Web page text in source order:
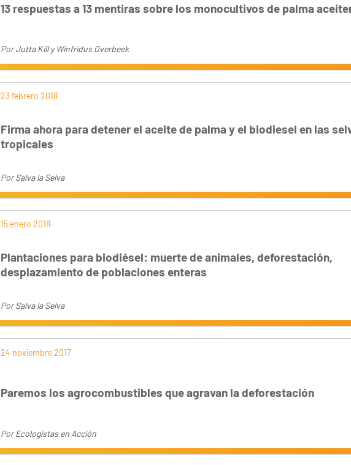
13 respuestas a 13 mentiras sobre los monocultivos de palma
PorJutta Kill y Winfridus Overbeek
23 febrero 2018
Firma ahora para detener el aceite de palma y el biodiesel en las
tropicales
PorSalva la Selva
15 enero 2018
Plantaciones para biodiésel: muerte de animales, deforestación,
desplazamiento de poblaciones enteras
PorSalva la Selva
24 noviembre 2017
Paremos los agrocombustibles que agravan la deforestación
PorEcologistas en Acción